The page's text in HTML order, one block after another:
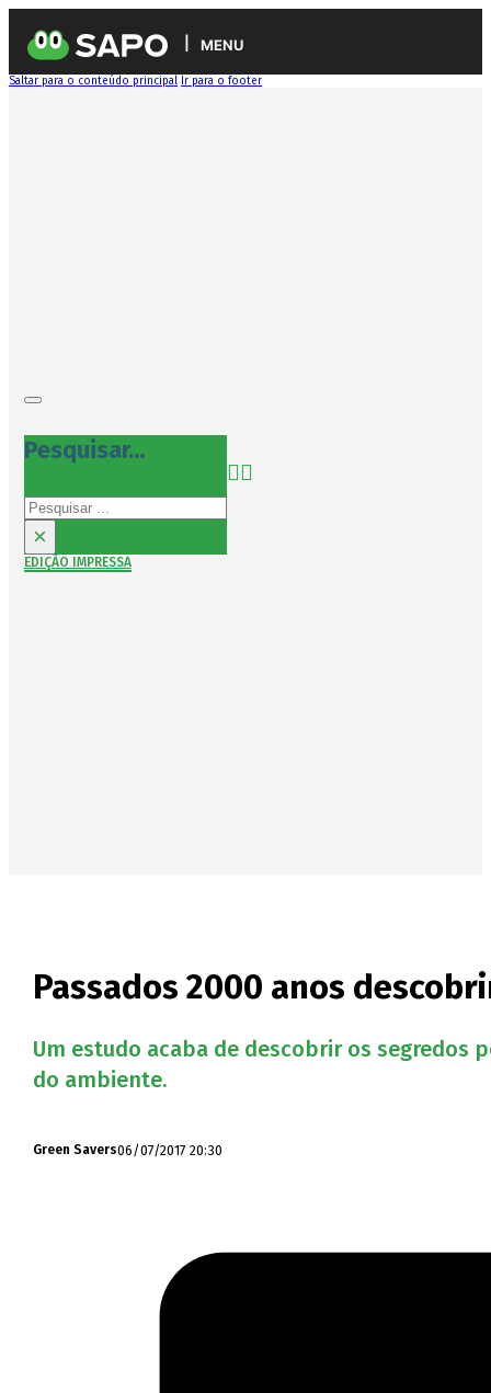
MENU
Saltar para o conteúdo principal Ir para o footer
Pesquisar...
Pesquisar
×
EDIÇÃO IMPRESSA
Passados 2000 anos
Um estudo acaba de descobrir os segredos
do ambiente.
Green Savers06/07/2017 20:30